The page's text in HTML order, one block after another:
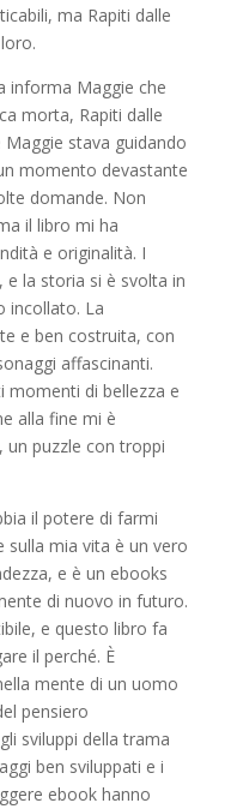
ma Rapiti dalle
informa Maggie che
morta, Rapiti dalle
Maggie stava guidando
momento devastante
domande. Non
il libro mi ha
e originalità. I
la storia si è svolta in
incollato. La
e ben costruita, con
affascinanti.
momenti di bellezza e
alla fine mi è
un puzzle con troppi
il potere di farmi
sulla mia vita è un vero
e è un ebooks
di nuovo in futuro.
e questo libro fa
il perché. È
mente di un uomo
pensiero
sviluppi della trama
ben sviluppati e i
ebook hanno